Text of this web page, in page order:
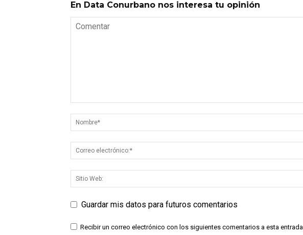
En Data Conurbano nos interesa tu opinión
Guardar mis datos para futuros comentarios
Recibir un correo electrónico con los siguientes comentarios a esta entrada.